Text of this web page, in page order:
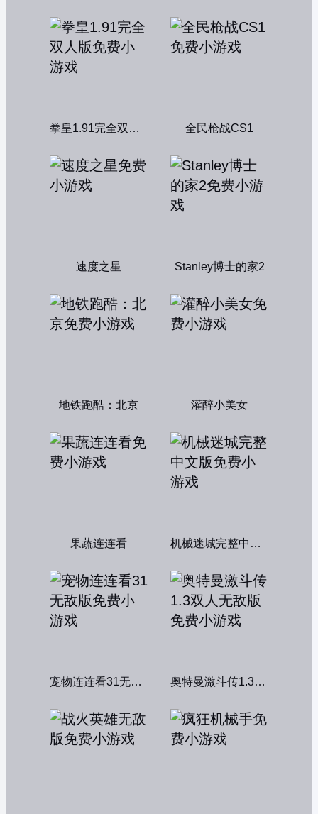
拳皇1.91完全双人版 全民枪战CS1
速度之星 Stanley博士的家2
地铁跑酷：北京 灌醉小美女
果蔬连连看 机械迷城完整中文版
宠物连连看31无敌版 奥特曼激斗传1.3双人无敌版